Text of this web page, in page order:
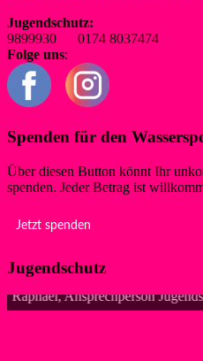
Jugendschutz:
9899930 0174 8037474
Folge uns:
Spenden für den
Über diesen Button könnt Ihr
spenden. Jeder Betrag ist
Jetzt spenden
Jugendschutz